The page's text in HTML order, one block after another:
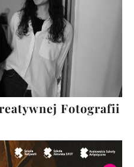
Fotografii